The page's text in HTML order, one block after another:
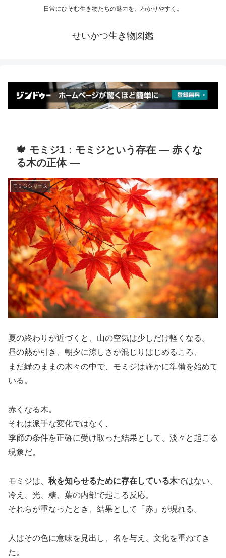
日常にひそむ生き物たちの魅力を、わかりやすく。
せいかつ生き物図鑑
🍁 モミジ1：モミジという存在 ― 赤くな
る木の正体 ―
モミジシリーズ
夏の終わりが近づくと、山の空気は少しだけ軽くなる。
昼の熱が引き、朝夕に涼しさが混じりはじめるころ、
まだ緑のままの木々の中で、モミジは静かに準備を始めて
いる。
赤くなる木。
それは派手な変化ではなく、
季節の条件を正確に受け取った結果として、淡々と起こる
現象だ。
モミジは、 秋を知らせるために存在している木ではない。
冷え、光、糖、葉の内部で起こる反応。
それらが重なったとき、結果として「赤」が現れる。
人はその色に意味を見出し、名を与え、文化を重ねてき
た。